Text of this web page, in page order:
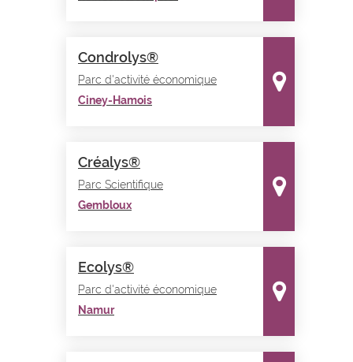
Condrolys®
Parc d'activité économique
Ciney-Hamois
Créalys®
Parc Scientifique
Gembloux
Ecolys®
Parc d'activité économique
Namur